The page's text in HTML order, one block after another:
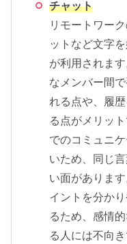
チャット
リモートワー
ットなど文字
が利用されま
なメンバー間
れる点や、履
る点がメリッ
でのコミュニ
いため、同じ
い面がありま
イントを分か
るため、感情
る人には不向き